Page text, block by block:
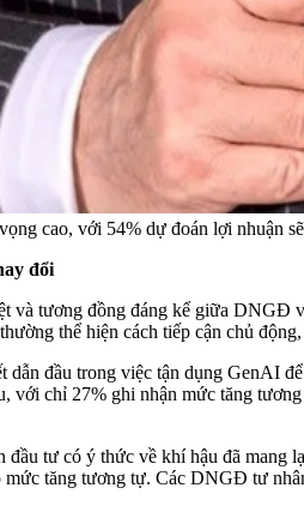
cao, với 54% dự đoán lợi nhuận
đổi
và tương đồng đáng kể giữa DNGĐ
thể hiện cách tiếp cận chủ
đầu trong việc tận dụng GenAI
với chỉ 27% ghi nhận mức tăng
đầu tư có ý thức về khí hậu đã mang
tăng tương tự. Các DNGĐ tư